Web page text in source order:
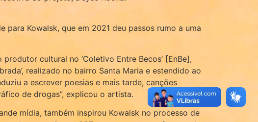
Kowalsk, que em 2021 deu passos rumo a uma
cultural no ‘Coletivo Entre Becos’ [EnBe],
realizado no bairro Santa Maria e estendido ao
a escrever poesias e mais tarde, canções
de drogas”, explicou o artista.
mídia, também inspirou Kowalsk no processo de